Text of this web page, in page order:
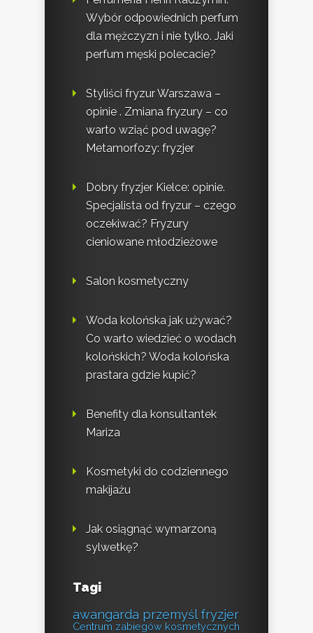
Wybór odpowiednich perfum
dla mężczyzn i nie tylko. Jaki
perfum męski polecacie?
Styliści fryzur Warszawa –
opinie . Zmiana fryzury – co
warto wziąć pod uwagę?
Metamorfozy: fryzjer
Dobry fryzjer Kielce: opinie.
Specjalista od fryzur – czego
oczekiwać? Fryzury
cieniowane młodzieżowe
Salon kosmetyczny
Woda kolońska jak używać?
Co warto wiedzieć o wodach
kolońskich? Woda kolońska
prastara gdzie kupić?
Benefity dla konsultantek
Mariza
Kosmetyki do codziennego
makijażu
Jak osiągnąć wymarzoną
sylwetkę?
Tagi
awangarda przemyśl fryzjer
Centrum zabiegów kosmetycznych